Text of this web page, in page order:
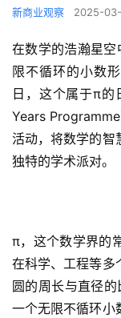
新商业观察 2025-
在数学的浩瀚星
限不循环的小数
日，这个属于π
Years
活动，将数学的智
独特的学术派对。
π，这个数学界的
在科学、工程等多
圆的周长与直径
一个无限不循环小